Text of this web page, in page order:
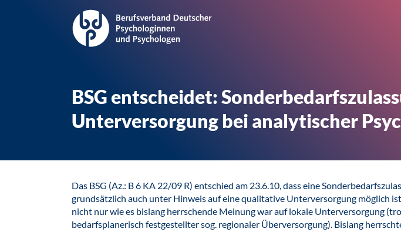
BSG entscheidet:
Unterversorgung bei analytischer
Das BSG (Az.: B 6 KA 22/09 R) entschied am 23.6.10, dass eine
grundsätzlich auch unter Hinweis auf eine qualitative Unterversorgung möglich
nicht nur wie es bislang herrschende Meinung war auf lokale Unterversorgung
bedarfsplanerisch festgestellter sog. regionaler Überversorgung). Bislang